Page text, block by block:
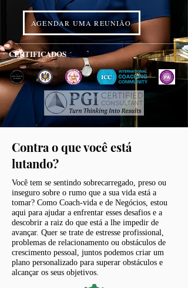
AGENDAR UMA REUNIÃO
CERTIFICADOS
Contra o que você está
lutando?
Você tem se sentindo sobrecarregado, preso ou
inseguro sobre o rumo que a sua vida está a
tomar? Como Coach-vida e de Negócios, estou
aqui para ajudar a enfrentar esses desafios e a
descobrir a raiz do que está a lhe impedir de
avançar. Quer se trate de estresse profissional,
problemas de relacionamento ou obstáculos de
crescimento pessoal, juntos podemos criar um
plano personalizado para superar obstáculos e
alcançar os seus objetivos.